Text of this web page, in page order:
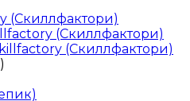
(Скиллфактори)
(Скиллфактори)
(Скиллфактори)